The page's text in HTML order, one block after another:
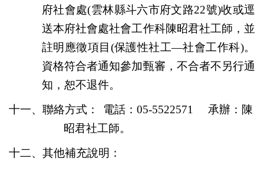
府社會處(雲林縣斗六市府文路22號)收或逕
送本府社會處社會工作科陳昭君社工師，並
註明應徵項目(保護性社工—社會工作科)。
資格符合者通知參加甄審，不合者不另行通
知，恕不退件。
十一、聯絡方式：
電話： 05-5522571 承辦：陳
昭君社工師。
十二、其他補充說明：